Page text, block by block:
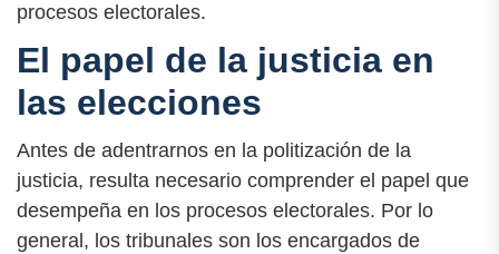
procesos electorales.
El papel de la justicia en
las elecciones
Antes de adentrarnos en la politización de la
justicia, resulta necesario comprender el papel que
desempeña en los procesos electorales. Por lo
general, los tribunales son los encargados de